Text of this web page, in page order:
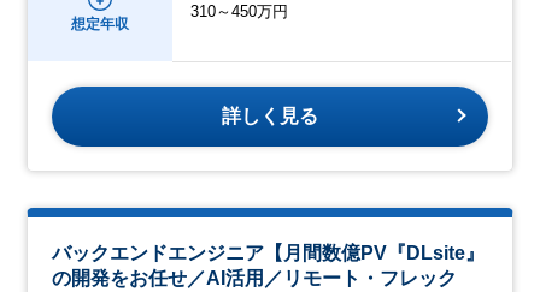
想定年収
310～450万円
詳しく見る
バックエンドエンジニア【月間数億PV『DLsite』
の開発をお任せ／AI活用／リモート・フレック